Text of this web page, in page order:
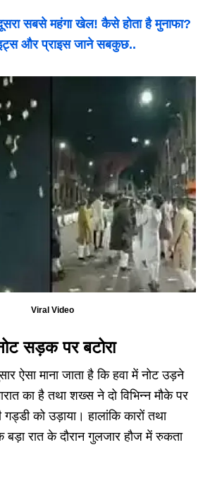
सबसे महंगा खेल! कैसे होता है मुनाफा?
और प्राइस जाने सबकुछ..
Viral Video
सड़क पर बटोरा
ऐसा माना जाता है कि हवा में नोट उड़ने
का है तथा शख्स ने दो विभिन्न मौके पर
को उड़ाया। हालांकि कारों तथा
बड़ा रात के दौरान गुलजार हौज में रुकता